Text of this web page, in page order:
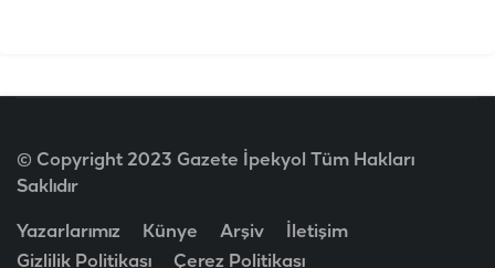
© Copyright 2023 Gazete İpekyol Tüm Hakları
Saklıdır
Yazarlarımız Künye Arşiv
İletişim
Gizlilik Politikası
Çerez Politikası